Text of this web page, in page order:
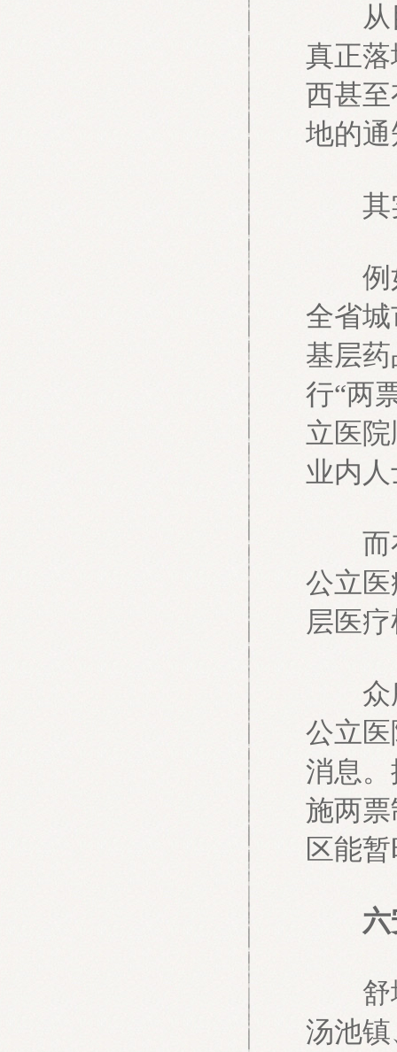
从目
真正
西甚
地的
其实
例如
全省
基层
行“两
立医
业内
而在
公立
层医
众所
公立
消息
施两
区能
六安
舒城
汤池